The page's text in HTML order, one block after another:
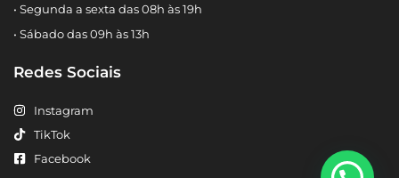
• Segunda a sexta das 08h às 19h
• Sábado das 09h às 13h
Redes Sociais
Instagram
TikTok
Facebook